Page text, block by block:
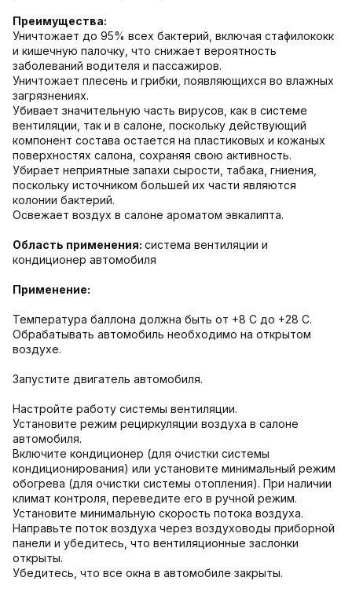
Преимущества:
Уничтожает до 95% всех бактерий, включая стафилококк
и кишечную палочку, что снижает вероятность
заболеваний водителя и пассажиров.
Уничтожает плесень и грибки, появляющихся во влажных
загрязнениях.
Убивает значительную часть вирусов, как в системе
вентиляции, так и в салоне, поскольку действующий
компонент состава остается на пластиковых и кожаных
поверхностях салона, сохраняя свою активность.
Убирает неприятные запахи сырости, табака, гниения,
поскольку источником большей их части являются
колонии бактерий.
Освежает воздух в салоне ароматом эвкалипта.
Область применения: система вентиляции и
кондиционер автомобиля
Применение:
Температура баллона должна быть от +8 С до +28 С.
Обрабатывать автомобиль необходимо на открытом
воздухе.
Запустите двигатель автомобиля.
Настройте работу системы вентиляции.
Установите режим рециркуляции воздуха в салоне
автомобиля.
Включите кондиционер (для очистки системы
кондиционирования) или установите минимальный режим
обогрева (для очистки системы отопления). При наличии
климат контроля, переведите его в ручной режим.
Установите минимальную скорость потока воздуха.
Направьте поток воздуха через воздуховоды приборной
панели и убедитесь, что вентиляционные заслонки
открыты.
Убедитесь, что все окна в автомобиле закрыты.